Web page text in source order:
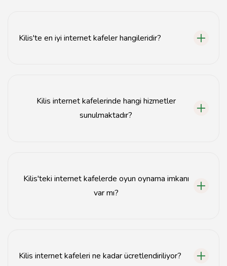
Kilis'te en iyi internet kafeler hangileridir?
Kilis internet kafelerinde hangi hizmetler
sunulmaktadır?
Kilis'teki internet kafelerde oyun oynama imkanı
var mı?
Kilis internet kafeleri ne kadar ücretlendiriliyor?